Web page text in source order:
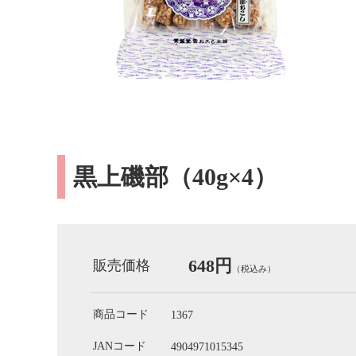
黒上磯部（40g×4）
販売価格 648円 （税込み）
商品コード 1367
JANコード 4904971015345